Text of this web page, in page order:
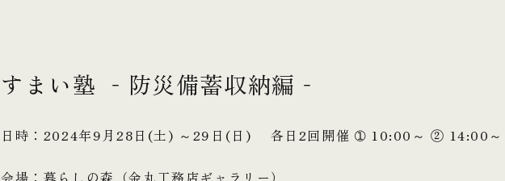
すまい塾 ‐防災備蓄収納編‐
日時：2024年9月28日(土) ～29日(日) 各日2回開催 ➀ 10:00～ ② 14:00～
会場：暮らしの森（金丸工務店ギャラリー）